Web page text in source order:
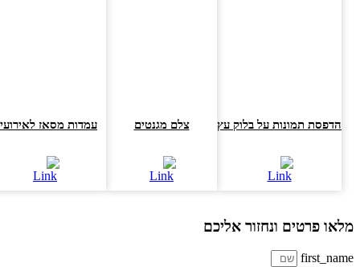
הדפסת תמונות על בלוק עץ צלם מגנטים עמדות מסאז לאירועים
פרטים ונחזור אליכם